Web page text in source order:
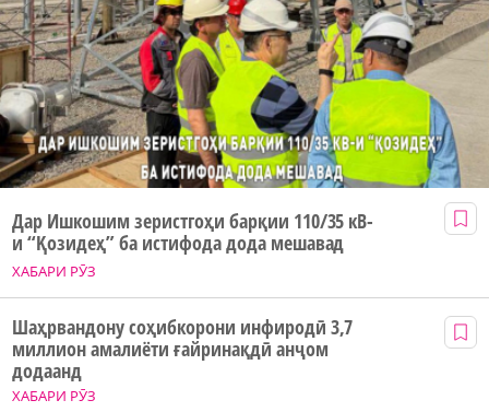
ХАБАРИ РӮЗ
Дар Ишкошим зеристгоҳи барқии 110/35 кВ-
и “Қозидеҳ” ба истифода дода мешавад
ХАБАРИ РӮЗ
Шаҳрвандону соҳибкорони инфиродӣ 3,7
миллион амалиёти ғайринақдӣ анҷом
додаанд